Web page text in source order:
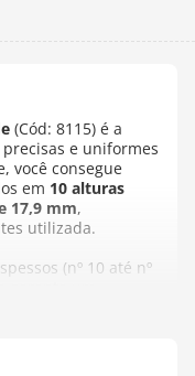
(Cód: 8115) é a
e uniformes
você consegue
em 10 alturas
17,9 mm,
utilizada.
(nº 10 até nº
garante um
fio ideal para o seu